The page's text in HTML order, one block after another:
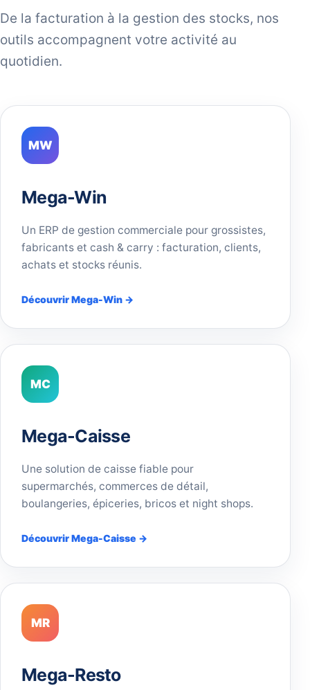
De la facturation à la gestion des stocks, nos
outils accompagnent votre activité au
quotidien.
MW
Mega-Win
Un ERP de gestion commerciale pour grossistes,
fabricants et cash & carry : facturation, clients,
achats et stocks réunis.
Découvrir Mega-Win →
MC
Mega-Caisse
Une solution de caisse fiable pour
supermarchés, commerces de détail,
boulangeries, épiceries, bricos et night shops.
Découvrir Mega-Caisse →
MR
Mega-Resto